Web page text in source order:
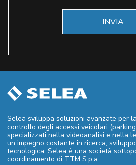
Selea sviluppa soluzioni avanzate per
controllo degli accessi veicolari
specializzati nella videoanalisi e nella
un impegno costante in ricerca,
tecnologica. Selea è una società
coordinamento di TTM S.p.a.